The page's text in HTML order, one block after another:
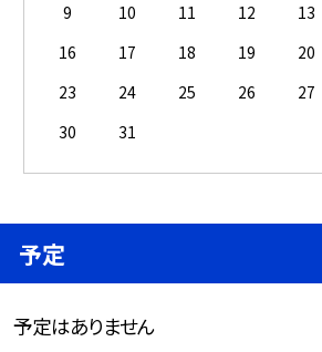
9
10 11 12 13
16
17 18 19 20
23
24 25 26 27
30
31
予定
予定はありません